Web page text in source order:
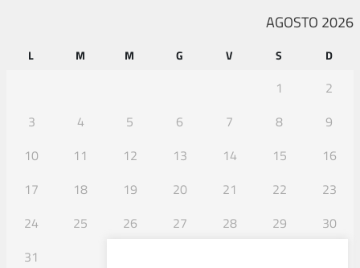
AGOSTO 2026
L M M G V S D
1
2
3
4 5 6 7 8
9
10
11 12 13 14 15
16
17
18 19 20 21 22
23
24
25 26 27 28 29
30
31